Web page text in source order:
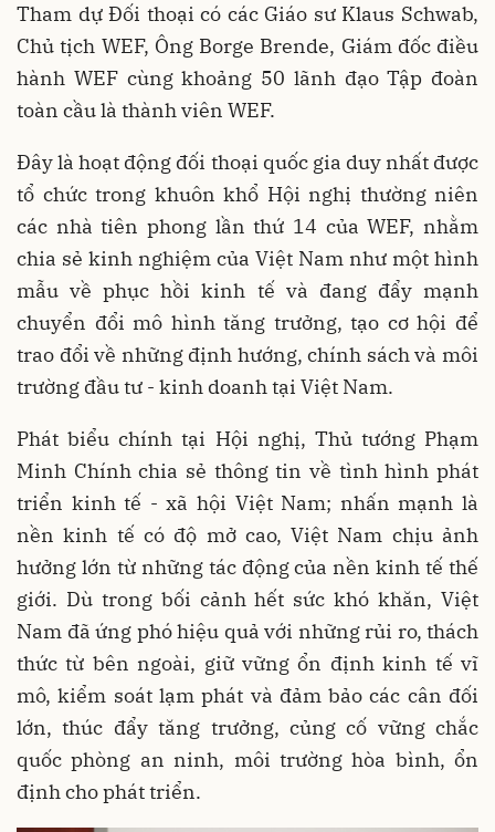
Tham dự Đối thoại có các Giáo sư Klaus Schwab,
Chủ tịch WEF, Ông Borge Brende, Giám đốc điều
hành WEF cùng khoảng 50 lãnh đạo Tập đoàn
toàn cầu là thành viên WEF.
Đây là hoạt động đối thoại quốc gia duy nhất được
tổ chức trong khuôn khổ Hội nghị thường niên
các nhà tiên phong lần thứ 14 của WEF, nhằm
chia sẻ kinh nghiệm của Việt Nam như một hình
mẫu về phục hồi kinh tế và đang đẩy mạnh
chuyển đổi mô hình tăng trưởng, tạo cơ hội để
trao đổi về những định hướng, chính sách và môi
trường đầu tư - kinh doanh tại Việt Nam.
Phát biểu chính tại Hội nghị, Thủ tướng Phạm
Minh Chính chia sẻ thông tin về tình hình phát
triển kinh tế - xã hội Việt Nam; nhấn mạnh là
nền kinh tế có độ mở cao, Việt Nam chịu ảnh
hưởng lớn từ những tác động của nền kinh tế thế
giới. Dù trong bối cảnh hết sức khó khăn, Việt
Nam đã ứng phó hiệu quả với những rủi ro, thách
thức từ bên ngoài, giữ vững ổn định kinh tế vĩ
mô, kiểm soát lạm phát và đảm bảo các cân đối
lớn, thúc đẩy tăng trưởng, củng cố vững chắc
quốc phòng an ninh, môi trường hòa bình, ổn
định cho phát triển.